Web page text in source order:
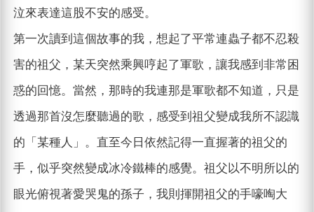
泣來表達這股不安的感受。
第一次讀到這個故事的我，想起了平常連蟲子都不忍殺
害的祖父，某天突然乘興哼起了軍歌，讓我感到非常困
惑的回憶。當然，那時的我連那是軍歌都不知道，只是
透過那首沒怎麼聽過的歌，感受到祖父變成我所不認識
的「某種人」。直至今日依然記得一直握著的祖父的
手，似乎突然變成冰冷鐵棒的感覺。祖父以不明所以的
眼光俯視著愛哭鬼的孫子，我則揮開祖父的手嚎啕大